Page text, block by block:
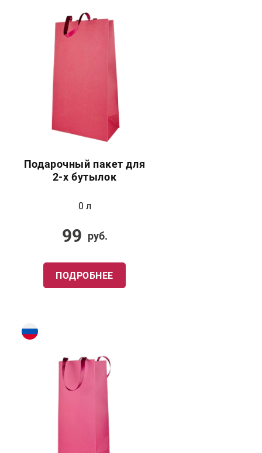
Подарочный пакет для
2-х бутылок
0 л
99 руб.
ПОДРОБНЕЕ